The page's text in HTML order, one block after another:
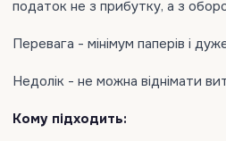
податок не з прибутку, а з
Перевага - мінімум паперів і
Недолік - не можна віднімати
Кому підходить: